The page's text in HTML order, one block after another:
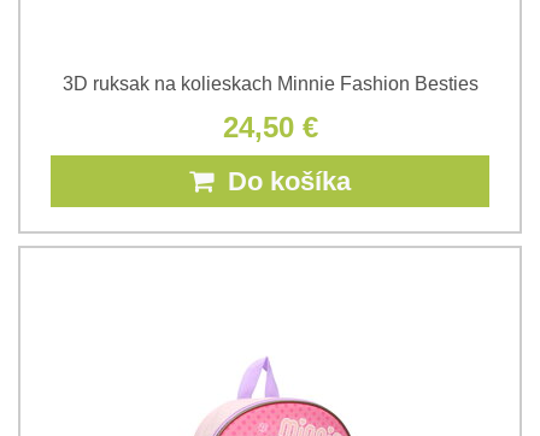
3D ruksak na kolieskach Minnie Fashion Besties
24,50 €
Do košíka